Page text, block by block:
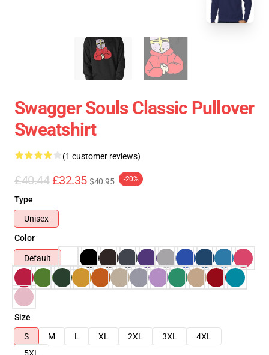
Swagger Souls Classic Pullover
Sweatshirt
(1 customer reviews)
£40.44 £32.35 $40.95 -20%
Type
Unisex
Color
Default
Size
S
M L XL 2XL 3XL
4XL